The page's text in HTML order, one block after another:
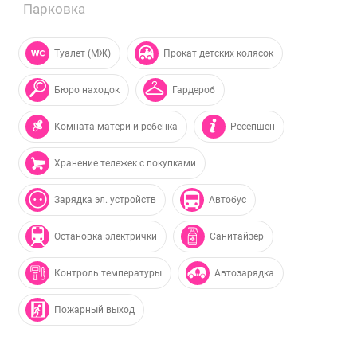
Парковка
Туалет (МЖ) Прокат детских колясок
Бюро находок Гардероб
Комната матери и ребенка Ресепшен
Хранение тележек с покупками
Зарядка эл. устройств Автобус
Остановка электрички Санитайзер
Контроль температуры Автозарядка
Пожарный выход